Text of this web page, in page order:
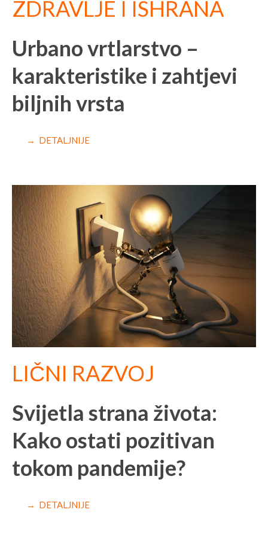
ZDRAVLJE I ISHRANA
Urbano vrtlarstvo –
karakteristike i zahtjevi
biljnih vrsta
→ DETALJNIJE
LIČNI RAZVOJ
Svijetla strana života:
Kako ostati pozitivan
tokom pandemije?
→ DETALJNIJE